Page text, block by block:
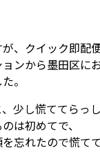
、クイック即配
ンから墨田区に
。
少し慌ててらっ
は初めてで、
忘れたので慌て